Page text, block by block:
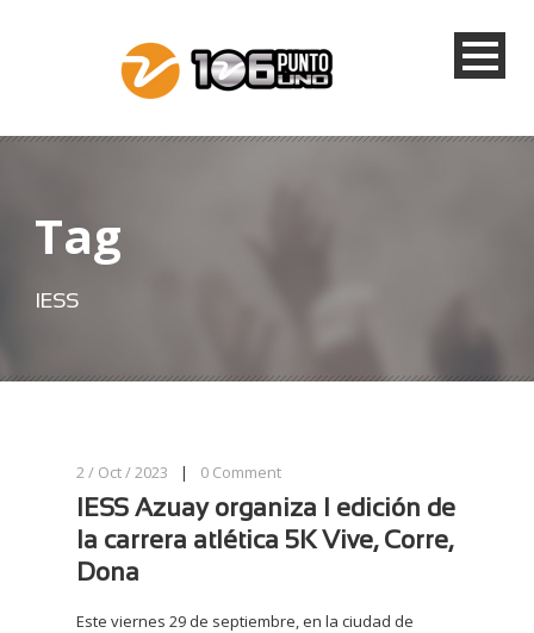
Tag
IESS
2 / Oct / 2023 | 0 Comment
IESS Azuay organiza I edición de
la carrera atlética 5K Vive, Corre,
Dona
Este viernes 29 de septiembre, en la ciudad de